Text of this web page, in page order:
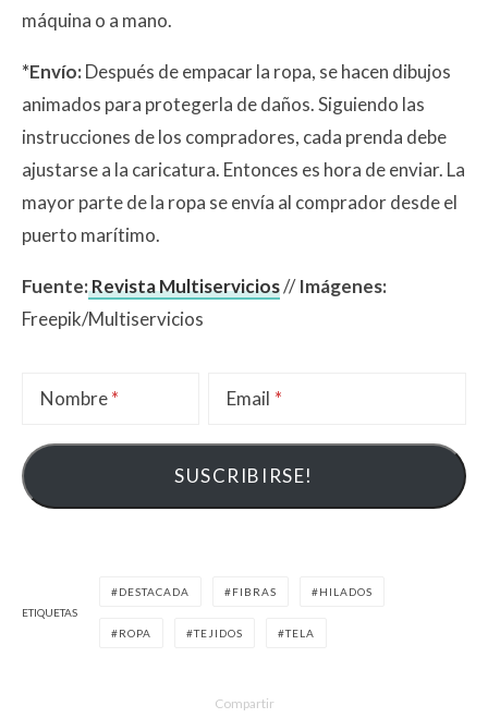
máquina o a mano.
*Envío:Después de empacar la ropa, se hacen dibujos
animados para protegerla de daños. Siguiendo las
instrucciones de los compradores, cada prenda debe
ajustarse a la caricatura. Entonces es hora de enviar. La
mayor parte de la ropa se envía al comprador desde el
puerto marítimo.
Fuente:Revista Multiservicios//Imágenes:
Freepik/Multiservicios
Nombre Email
ETIQUETAS
DESTACADA FIBRAS HILADOS
ROPA TEJIDOS TELA
Compartir